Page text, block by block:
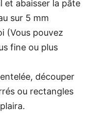
et abaisser la pâte
sur 5 mm
(Vous pouvez
fine ou plus
découper
ou rectangles